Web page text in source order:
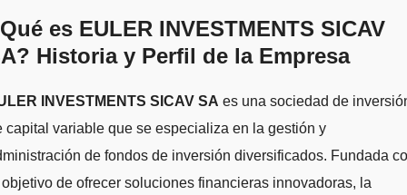
es EULER INVESTMENTS SICAV
Historia y Perfil de la Empresa
INVESTMENTS SICAV SA es una sociedad de
capital variable que se especializa en la gestión y
de fondos de inversión diversificados. Fundada
de ofrecer soluciones financieras innovadoras, la